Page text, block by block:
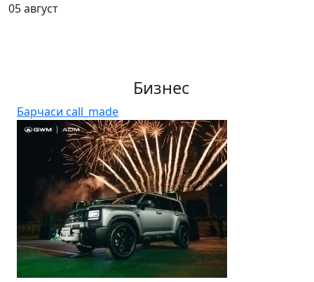
05 август
Бизнес
Барчаси call_made